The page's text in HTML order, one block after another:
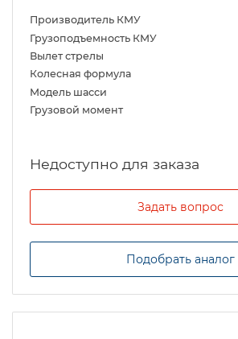
Производитель КМУ
Грузоподъемность КМУ
Вылет стрелы
Колесная формула
Модель шасси
Грузовой момент
Задать вопрос
Подобрать аналог